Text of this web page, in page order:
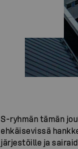
S-ryhmän tämän
ehkäisevissä
järjestöille ja